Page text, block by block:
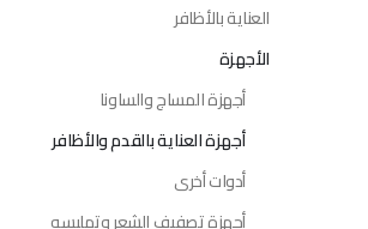
العناية بالأظافر
الأجهزة
أجهزة المساج والساونا
أجهزة العناية بالقدم والأظافر
أدوات أخرى
أجهزة تصفيف الشعر وتمليسه